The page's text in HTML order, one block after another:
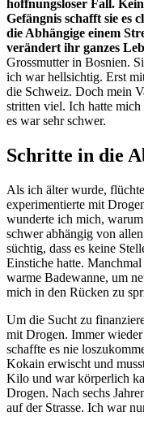
hoffnungsloser Fall.
Gefängnis schafft sie es
die Abhängige einem
verändert ihr ganzes
Grossmutter in Bosnien.
ich war hellsichtig. Erst
die Schweiz. Doch mein
stritten viel. Ich hatte
es war sehr schwer.
Schritte in die
Als ich älter wurde,
experimentierte mit
wunderte ich mich,
schwer abhängig von
süchtig, dass es keine
Einstiche hatte.
warme Badewanne, um
mich in den Rücken zu
Um die Sucht zu
mit Drogen. Immer
schaffte es nie
Kokain erwischt und
Kilo und war körperlich
Drogen. Nach sechs
auf der Strasse. Ich war